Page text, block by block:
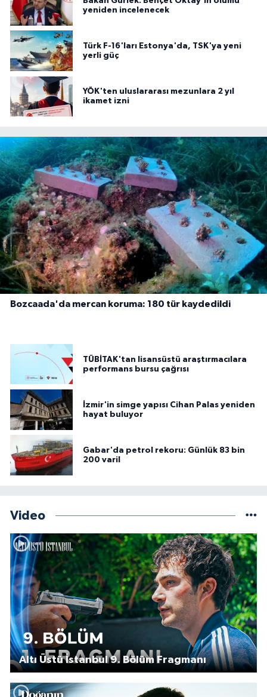
yeniden incelenecek
Türk F-16'ları Estonya'da, TSK'ya yeni
yerli güç
YÖK'ten uluslararası mezunlara 2 yıl
ikamet izni
Bozcaada'da mercan koruma: 180 tür kaydedildi
TÜBİTAK'tan lisansüstü araştırmacılara
performans bursu çağrısı
İzmir'in simge yapısı Cihan Palas yeniden
hayat buluyor
Gabar'da petrol rekoru: Günlük 83 bin
200 varil
Video
Altı Üstü İstanbul 9. Bölüm Fragmanı